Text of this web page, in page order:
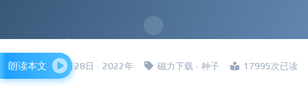
四哥 · 6月28日 · 2022年 磁力下载 · 种子 17995次已读
朗读本文